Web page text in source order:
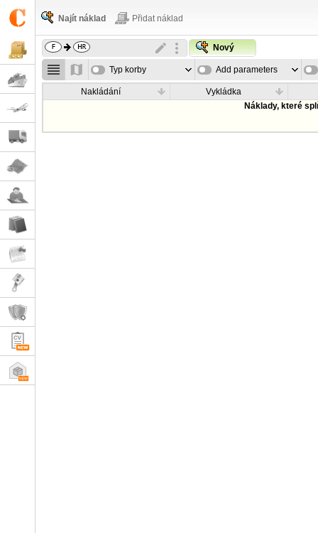
Najít náklad Přidat náklad
Nový
Typ korby Add parameters
Nakládání Vykládka
Náklady, které